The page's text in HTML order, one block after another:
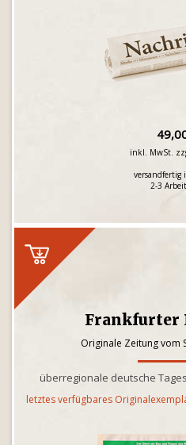
inkl. MwSt.
versandfertig
2-3
Frankfurter
Originale Zeitung vom
überregionale deutsche
letztes verfügbares